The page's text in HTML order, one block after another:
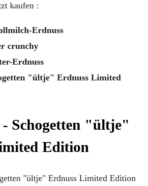
kaufen :
Erdnuss
crunchy
Erdnuss